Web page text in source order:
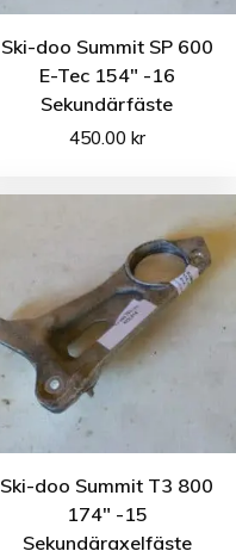
Ski-doo Summit SP 600
E-Tec 154″ -16
Sekundärfäste
450.00 kr
Ski-doo Summit T3 800
174″ -15
Sekundäraxelfäste